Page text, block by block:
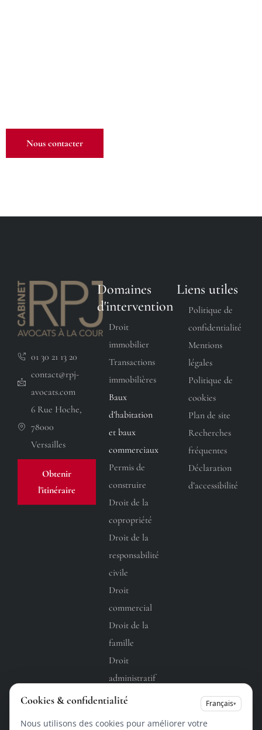
Nous contacter
01 30 21 13 20
contact@rpj-
avocats.com
6 Rue Hoche,
78000
Versailles
Obtenir
l'itinéraire
Domaines
d'intervention
Droit
immobilier
Transactions
immobilières
Baux
d’habitation
et baux
commerciaux
Permis de
construire
Droit de la
copropriété
Droit de la
responsabilité
civile
Droit
commercial
Droit de la
famille
Droit
administratif
Droit du
Liens utiles
Politique de
confidentialité
Mentions
légales
Politique de
cookies
Plan de site
Recherches
fréquentes
Déclaration
d’accessibilité
Cookies & confidentialité Français▾
Nous utilisons des cookies pour améliorer votre